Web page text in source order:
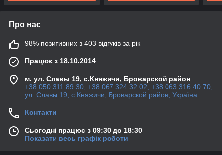
Про нас
98% позитивних з 403 відгуків за рік
Працює з 18.10.2014
м. ул. Славы 19, с.Княжичи, Броварской район
+38 050 311 89 30, +38 067 324 32 02, +38 063 316 40 70,
ул. Славы 19, с.Княжичи, Броварской район, Україна
Контакти
Сьогодні працює з 09:30 до 18:30
Показати весь графік роботи